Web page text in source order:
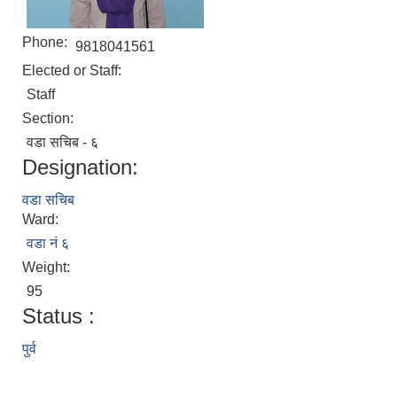
Phone: 9818041561
Elected or Staff:
Staff
Section:
वडा सचिब - ६
Designation:
वडा सचिब
Ward:
वडा नं ६
Weight:
95
Status :
पुर्व